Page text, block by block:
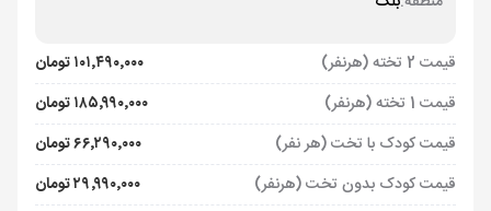
قیمت 2 تخته (هرنفر)
۱۰۱٬۴۹۰٬۰۰۰ تومان
قیمت 1 تخته (هرنفر)
۱۸۵٬۹۹۰٬۰۰۰ تومان
قیمت کودک با تخت (هر نفر)
۶۶٬۲۹۰٬۰۰۰ تومان
قیمت کودک بدون تخت (هرنفر)
۲۹٬۹۹۰٬۰۰۰ تومان